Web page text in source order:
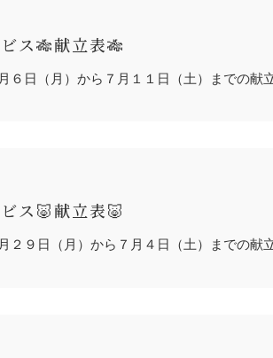
ス🎋献立表🎋
６日（月）から７月１１日（土）までの献
ス🐷献立表🐷
２９日（月）から７月４日（土）までの献